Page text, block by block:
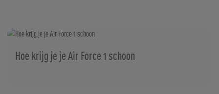
Hoe krijg je je Air Force 1 schoon